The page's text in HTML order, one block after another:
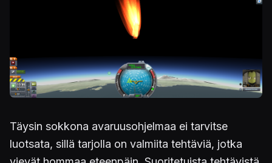
Täysin sokkona avaruusohjelmaa ei tarvitse
luotsata, sillä tarjolla on valmiita tehtäviä, jotka